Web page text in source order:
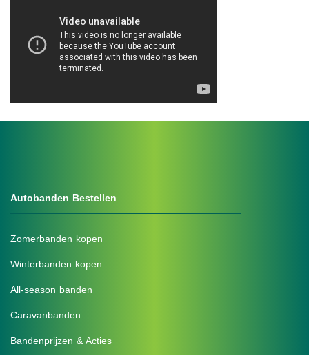
Autobanden Bestellen
Zomerbanden kopen
Winterbanden kopen
All-season banden
Caravanbanden
Bandenprijzen & Acties